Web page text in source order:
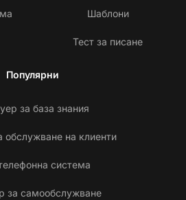
Шаблони
Тест за писане
Популярни
за база знания
обслужване на клиенти
система
за самообслужване